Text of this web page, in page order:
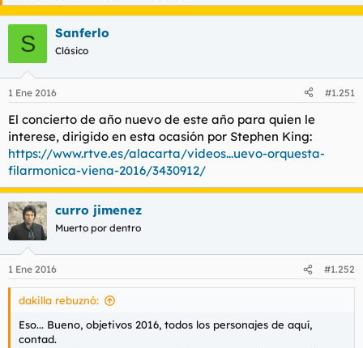
c
i
a
d
o
r
d
l
t
e
m
h
d
e
n
i
o
S Sanferlo
Clásico
1 Ene 2016 #1.251
El concierto de año nuevo de este año para quien le
interese, dirigido en esta ocasión por Stephen King:
https://www.rtve.es/alacarta/videos...uevo-orquesta-
filarmonica-viena-2016/3430912/
curro jimenez
Muerto por dentro
1 Ene 2016 #1.252
dakilla rebuznó:
Eso... Bueno, objetivos 2016, todos los personajes de aquí,
contad.